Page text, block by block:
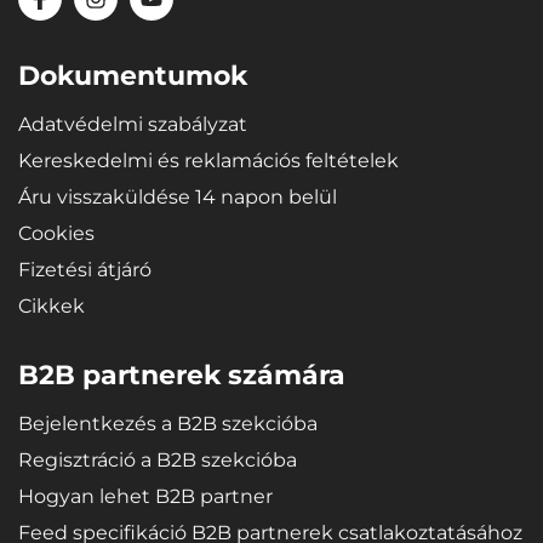
Anyagok
mikropórusos SBR gumi rendkívüli rugalmasságot biztosít a
tálcáknak, így hajlításkor (pl. tároláskor) visszanyerik eredeti
Dokumentumok
Adatvédelmi szabályzat
Kereskedelmi és reklamációs feltételek
Áru visszaküldése 14 napon belül
Cookies
Fizetési átjáró
Cikkek
B2B partnerek számára
Bejelentkezés a B2B szekcióba
Regisztráció a B2B szekcióba
Hogyan lehet B2B partner
Feed specifikáció B2B partnerek csatlakoztatásához